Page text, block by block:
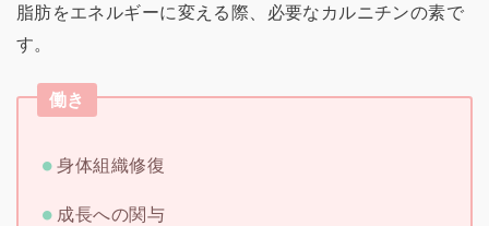
脂肪をエネルギーに変える際、必要なカルニチンの素で
す。
働き
身体組織修復
成長への関与